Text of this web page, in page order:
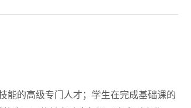
能的高级专门人才；学生在完成基础课的